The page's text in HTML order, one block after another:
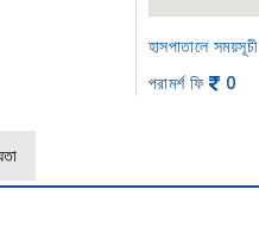
হাসপাতালে সময়সূচী
পরামর্শ ফি
0